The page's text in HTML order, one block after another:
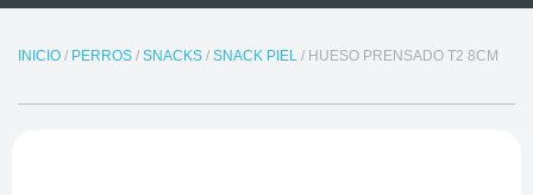
INICIO/ PERROS/ SNACKS/ SNACK PIEL/ HUESO PRENSADO T2 8CM